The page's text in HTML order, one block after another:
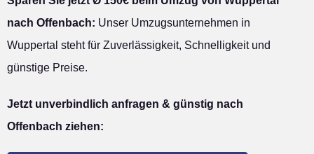
nach Offenbach: Unser Umzugsunternehmen in
Wuppertal steht für Zuverlässigkeit, Schnelligkeit und
günstige Preise.
Jetzt unverbindlich anfragen & günstig nach
Offenbach ziehen: